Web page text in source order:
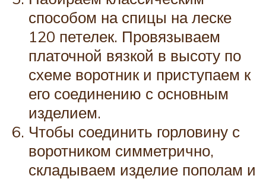
способом на спицы на леске
120 петелек. Провязываем
платочной вязкой в высоту по
схеме воротник и приступаем к
его соединению с основным
изделием.
Чтобы соединить горловину с
воротником симметрично,
складываем изделие пополам и